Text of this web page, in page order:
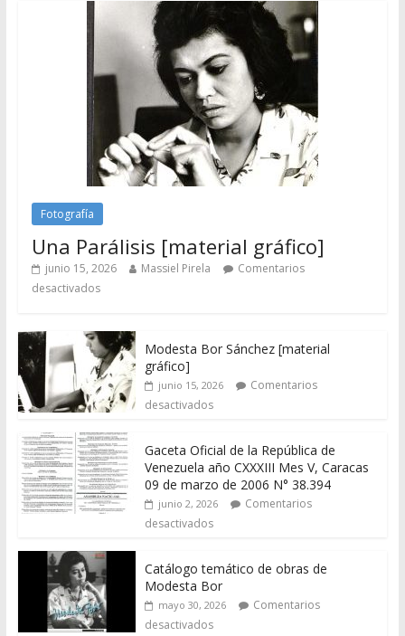
Fotografía
Una Parálisis [material gráfico]
junio 15, 2026 Massiel Pirela
Comentarios
desactivados
Modesta Bor Sánchez [material
gráfico]
junio 15, 2026
Comentarios
desactivados
Gaceta Oficial de la República de
Venezuela año CXXXIII Mes V, Caracas
09 de marzo de 2006 N° 38.394
junio 2, 2026
Comentarios
desactivados
Catálogo temático de obras de
Modesta Bor
mayo 30, 2026
Comentarios
desactivados